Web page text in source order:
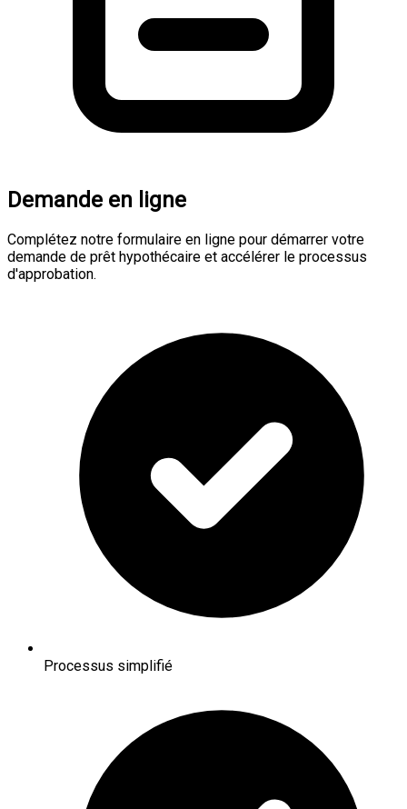
Demande en ligne
Complétez notre formulaire en ligne pour démarrer votre
demande de prêt hypothécaire et accélérer le processus
d'approbation.
Processus simplifié